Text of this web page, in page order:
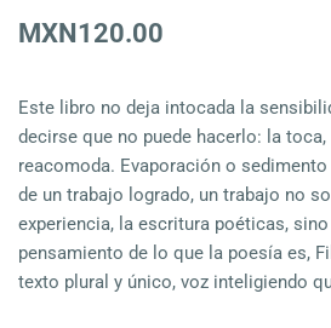
MXN120.00
Este libro no deja intocada la
decirse que no puede hacerlo: la
reacomoda. Evaporación o
de un trabajo logrado, un trabajo no
experiencia, la escritura poéticas,
pensamiento de lo que la poesía es,
texto plural y único, voz inteligiendo